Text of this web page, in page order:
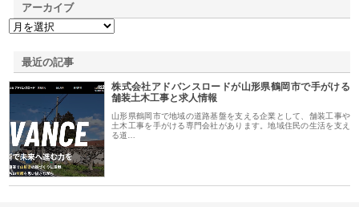
アーカイブ
最近の記事
株式会社アドバンスロードが山形県鶴岡市で手がける
舗装土木工事と求人情報
山形県鶴岡市で地域の道路基盤を支える企業として、舗装工事や
土木工事を手がける専門会社があります。地域住民の生活を支え
る道…